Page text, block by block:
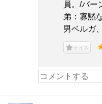
員。/バー
弟：寡黙
男ベルガ
ナイス